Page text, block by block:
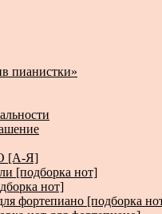
статьи…
пианистки»
[А-Я]
[подборка нот]
нот]
фортепиано [подборка